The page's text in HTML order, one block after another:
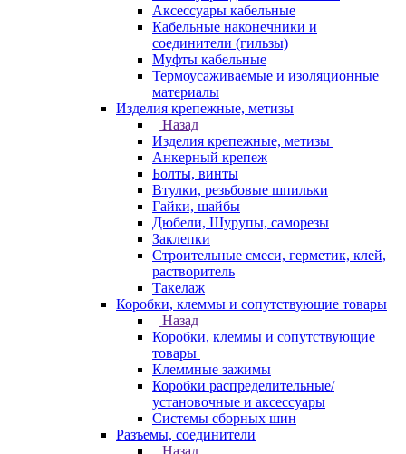
Аксессуары кабельные
Кабельные наконечники и
соединители (гильзы)
Муфты кабельные
Термоусаживаемые и изоляционные
материалы
Изделия крепежные, метизы
Назад
Изделия крепежные, метизы
Анкерный крепеж
Болты, винты
Втулки, резьбовые шпильки
Гайки, шайбы
Дюбели, Шурупы, саморезы
Заклепки
Строительные смеси, герметик, клей,
растворитель
Такелаж
Коробки, клеммы и сопутствующие товары
Назад
Коробки, клеммы и сопутствующие
товары
Клеммные зажимы
Коробки распределительные/
установочные и аксессуары
Системы сборных шин
Разъемы, соединители
Назад